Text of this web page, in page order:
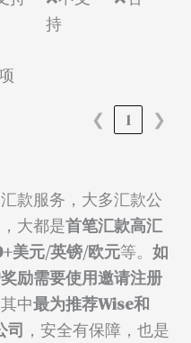
持
❮
1 ❯
款服务，大多汇款公
大都是首笔汇款高汇
美元/英镑/欧元等。 如
励需要使用邀请注册
中最为推荐Wise和
司 ，安全有保障，也是